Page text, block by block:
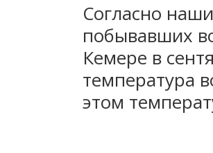
Согласно
побывавших
Кемере в
температура
этом